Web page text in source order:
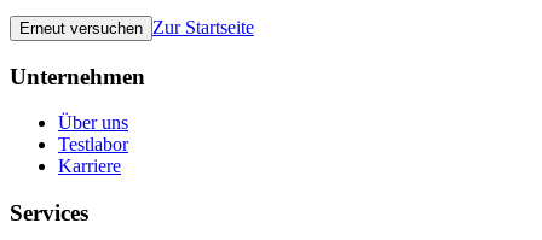
Erneut versuchen Zur Startseite
Unternehmen
Über uns
Testlabor
Karriere
Services